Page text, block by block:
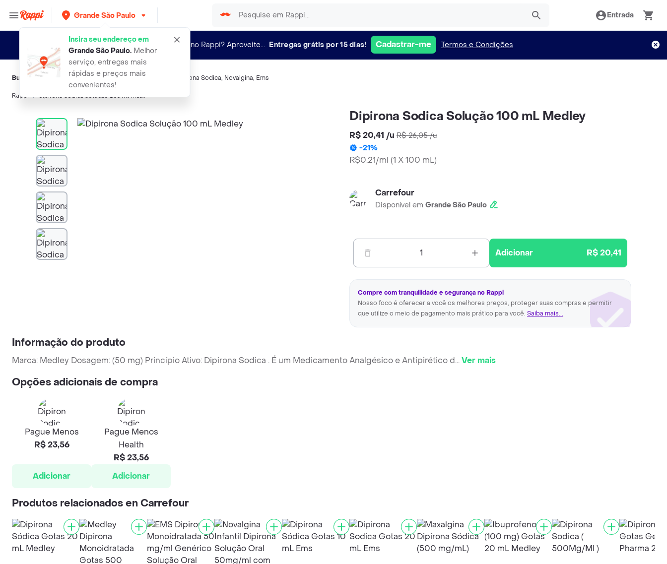
Grande São Paulo
Insira seu endereço em
Grande São Paulo.Melhor
serviço, entregas mais
rápidas e preços mais
convenientes!
Entrada
Novo no Rappi? Aproveite... Entregas grátis por 15 dias! Cadastrar-me Termos e Condições
Buscas relacionadas:Analgésicos sistêmicos Dipirona Sodica, Novalgina, Ems
Rappi dipirona sodica solucao 100 ml medl
Dipirona Sodica Solução 100 mL Medley
R$ 20,41 /u R$ 26,05/u
-21%
R$0.21/ml (1 X 100 mL)
Carrefour
Disponível em Grande São Paulo
1 Adicionar R$ 20,41
Compre com tranquilidade e segurança no Rappi
Nosso foco é oferecer a você os melhores preços, proteger suas compras e permitir
que utilize o meio de pagamento mais prático para você. Saiba mais...
Informação do produto
Marca: Medley Dosagem: (50 mg) Princípio Ativo: Dipirona Sodica . É um Medicamento Analgésico e Antipirético d...Ver mais
Opções adicionais de compra
Pague Menos
R$ 23,56
Adicionar
Pague Menos
Health
R$ 23,56
Adicionar
Produtos relacionados en Carrefour